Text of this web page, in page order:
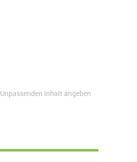
Unpassenden Inhalt angeben